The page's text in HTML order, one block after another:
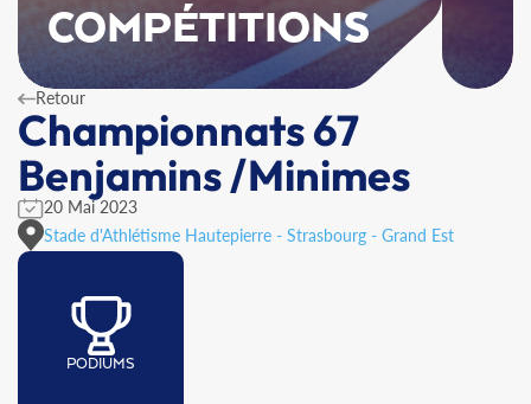
COMPÉTITIONS
Retour
Championnats 67
Benjamins /Minimes
20 Mai 2023
Stade d'Athlétisme Hautepierre - Strasbourg - Grand Est
PODIUMS